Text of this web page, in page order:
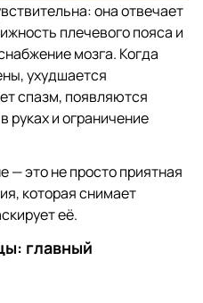
она отвечает
плечевого пояса и
мозга. Когда
ухудшается
спазм, появляются
руках и ограничение
— это не просто приятная
которая снимает
её.
главный